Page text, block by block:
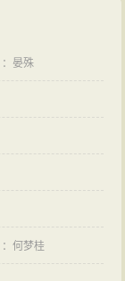
： 晏殊
：何梦桂